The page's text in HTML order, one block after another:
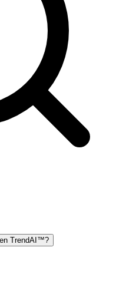
TrendAI™?